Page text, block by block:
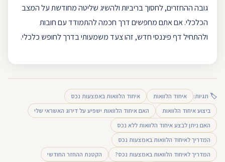
גובה ההחזרים, לחסוך בריביות ולהשיג שליטה מחודשת על המצב
הכלכלי. אם אתם מחפשים דרך חכמה להתמודד עם חובות
ולהתחיל דף פיננסי חדש, זהו צעד משמעותי בדרך לחופש כלכלי.
🏷 תגיות: איחוד הלוואות
איחוד הלוואות באמצעות נכס
ביצוע איחוד הלוואות
האם איחוד הלוואות ישפיע על דירוג האשראי שלי
האם ניתן לבצע איחוד הלוואות ללא נכס
המדריך לאיחוד הלוואות באמצעות נכס
המדריך לאיחוד הלוואות באמצעות נכס?
הקטנת ההחזר החודשי